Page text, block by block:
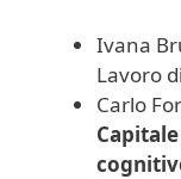
Ivana
Lavoro
Carlo